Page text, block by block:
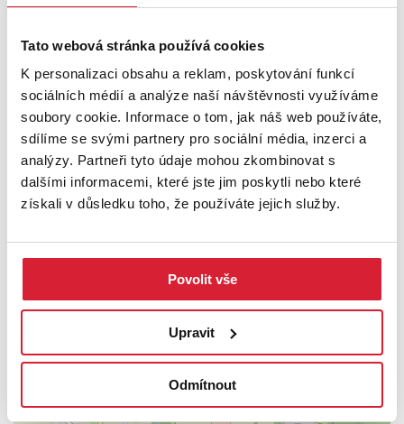
Tato webová stránka používá cookies
K personalizaci obsahu a reklam, poskytování funkcí
sociálních médií a analýze naší návštěvnosti využíváme
soubory cookie. Informace o tom, jak náš web používáte,
sdílíme se svými partnery pro sociální média, inzerci a
analýzy. Partneři tyto údaje mohou zkombinovat s
dalšími informacemi, které jste jim poskytli nebo které
získali v důsledku toho, že používáte jejich služby.
Povolit vše
Upravit
Odmítnout
moderního standardu a strategické polohy. Dům, kde můžete
Cena: 10 990 000 Kč.
V případě zájmu o osobní prohlídku mě neváhejte kontaktovat. V
případě více zájemců o nemovitost, si majitel vyhrazuje právo
prodat nemovitost zájemci s nejvyšší nabídkou.
PODROBNOSTI
UMÍSTĚNÍ OBJEKTU
−